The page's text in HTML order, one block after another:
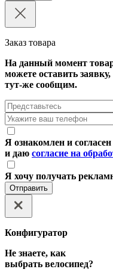
Заказ товара
На данный момент
можете оставить
тут-же сообщим.
Я ознакомлен и согласен
и даю согласие на
Я хочу получать
Отправить
Конфигуратор
Не знаете, как
выбрать велосипед?